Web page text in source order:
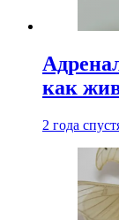
как
2 года